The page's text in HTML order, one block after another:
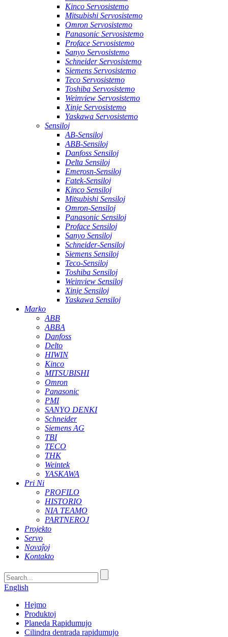
Kinco Servosistemo
Mitsubishi Servosistemo
Omron Servosistemo
Panasonic Servosistemo
Proface Servosistemo
Sanyo Servosistemo
Schneider Servosistemo
Siemens Servosistemo
Teco Servosistemo
Toshiba Servosistemo
Weinview Servosistemo
Xinje Servosistemo
Yaskawa Servosistemo
Sensiloj
AB-Sensiloj
ABB-Sensiloj
Danfoss Sensiloj
Delta Sensiloj
Emerosn-Sensiloj
Fatek-Sensiloj
Kinco Sensiloj
Mitsubishi Sensiloj
Omron-Sensiloj
Panasonic Sensiloj
Proface Sensiloj
Sanyo Sensiloj
Schneider-Sensiloj
Siemens Sensiloj
Teco-Sensiloj
Toshiba Sensiloj
Weinview Sensiloj
Xinje Sensiloj
Yaskawa Sensiloj
Marko
ABB
ABBA
Danfoss
Delto
HIWIN
Kinco
MITSUBISHI
Omron
Panasonic
PMI
SANYO DENKI
Schneider
Siemens AG
TBI
TECO
THK
Weintek
YASKAWA
Pri Ni
PROFILO
HISTORIO
NIA TEAMO
PARTNEROJ
Projekto
Servo
Novaĵoj
Kontakto
English
Hejmo
Produktoj
Planeda Rapidumujo
Cilindra dentrada rapidumujo